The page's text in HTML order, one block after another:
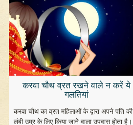
करवा चौथ व्रत रखने वाले न करें ये
गलतियां
करवा चौथ का व्रत महिलाओं के द्वारा अपने पति की
लंबी उम्र के लिए किया जाने वाला उपवास होता है।